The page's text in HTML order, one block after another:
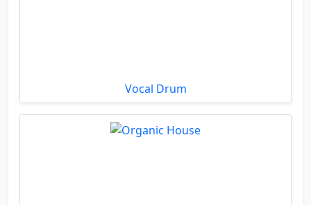
Vocal Drum